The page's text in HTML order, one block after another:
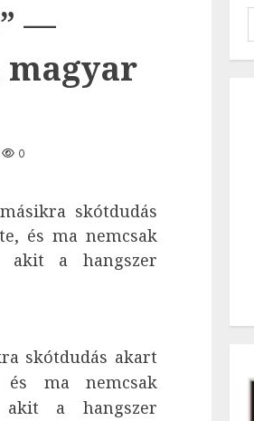
—
magyar
0
skótdudás
és ma nemcsak
akit a hangszer
skótdudás akart
ma nemcsak
akit a hangszer